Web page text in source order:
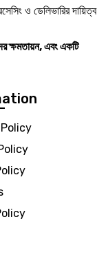
ও ডেলিভারির দায়িত্ব
ক্ষমতায়ন, এবং একটি